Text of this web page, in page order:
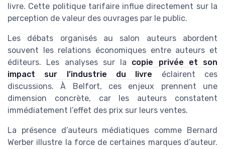
livre. Cette politique tarifaire influe directement sur la
perception de valeur des ouvrages par le public.
Les débats organisés au salon auteurs abordent
souvent les relations économiques entre auteurs et
éditeurs. Les analyses sur la copie privée et son
impact sur l’industrie du livre éclairent ces
discussions. À Belfort, ces enjeux prennent une
dimension concrète, car les auteurs constatent
immédiatement l’effet des prix sur leurs ventes.
La présence d’auteurs médiatiques comme Bernard
Werber illustre la force de certaines marques d’auteur.